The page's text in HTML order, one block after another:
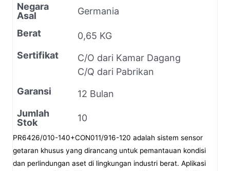
Negara
Asal
Germania
Berat
0,65 KG
Sertifikat
C/O dari Kamar Dagang
C/Q dari Pabrikan
Garansi
12 Bulan
Jumlah
Stok
10
PR6426/010-140+CON011/916-120 adalah sistem sensor
getaran khusus yang dirancang untuk pemantauan kondisi
dan perlindungan aset di lingkungan industri berat. Aplikasi